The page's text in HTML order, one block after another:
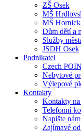
ZŠ Osek
MŠ
MŠ
Dům dětí a
Služby
JSDH Osek
Podnikatel
Czech
Nebytové
Výlepové
Kontakty
Kontakty na
Telefonní
Napište nám
Zajímavé